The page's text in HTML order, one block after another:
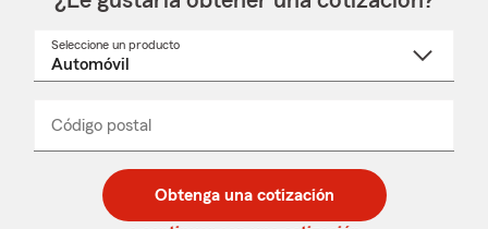
Seleccione un producto
desplegable
Código postal
de
5
de
5
_____
Obtenga una cotización